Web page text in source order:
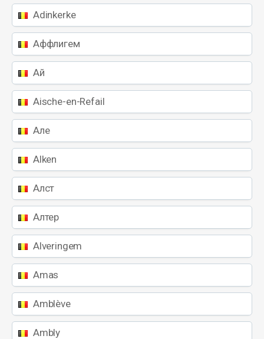
Adinkerke
Аффлигем
Ай
Aische-en-Refail
Але
Alken
Алст
Алтер
Alveringem
Amas
Amblève
Ambly